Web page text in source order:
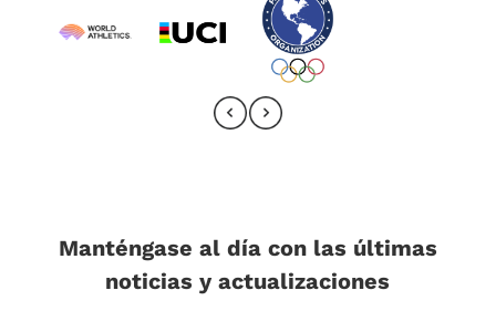
Manténgase al día con las últimas
noticias y actualizaciones